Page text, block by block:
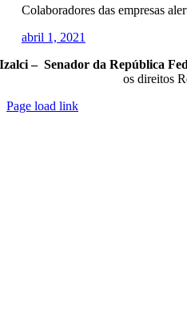
Colaboradores das empresas
abril 1, 2021
Izalci – Senador da República
os direitos
Page load link